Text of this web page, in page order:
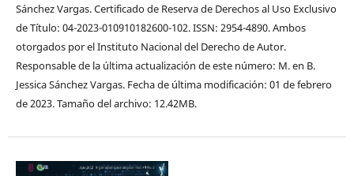
Sánchez Vargas. Certificado de Reserva de Derechos al Uso Exclusivo
de Título: 04-2023-010910182600-102. ISSN: 2954-4890. Ambos
otorgados por el Instituto Nacional del Derecho de Autor.
Responsable de la última actualización de este número: M. en B.
Jessica Sánchez Vargas. Fecha de última modificación: 01 de febrero
de 2023. Tamaño del archivo: 12.42MB.